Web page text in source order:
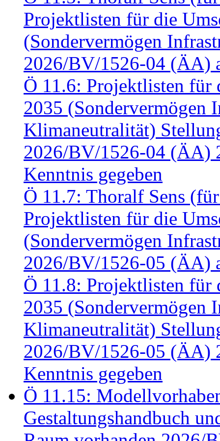
Projektlisten für die
(Sondervermögen
2026/BV/1526-04 (ÄA)
Ö 11.6: Projektlisten für
2035 (Sondervermögen
Klimaneutralität)
2026/BV/1526-04 (ÄA)
Kenntnis gegeben
Ö 11.7: Thoralf Sens
Projektlisten für die
(Sondervermögen
2026/BV/1526-05 (ÄA)
Ö 11.8: Projektlisten für
2035 (Sondervermögen
Klimaneutralität)
2026/BV/1526-05 (ÄA)
Kenntnis gegeben
Ö 11.15:
Gestaltungshandbuch